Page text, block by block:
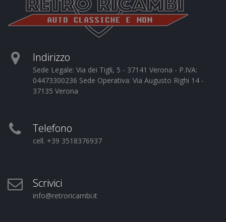
Indirizzo
Sede Legale: Via dei Tigli, 5 - 37141 Verona - P.IVA:
04473300236 Sede Operativa: Via Augusto Righi 14 -
37135 Verona
Telefono
cell. +39 3518376937
Scrivici
info@retroricambi.it